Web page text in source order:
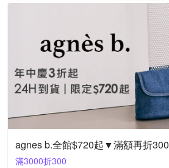
agnes b.全館$720起▼滿額再折300
滿3000折300